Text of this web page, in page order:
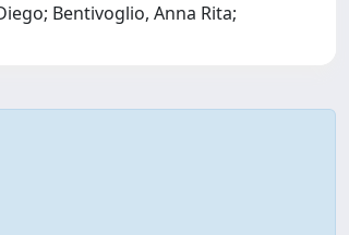
Bentivoglio, Anna Rita;